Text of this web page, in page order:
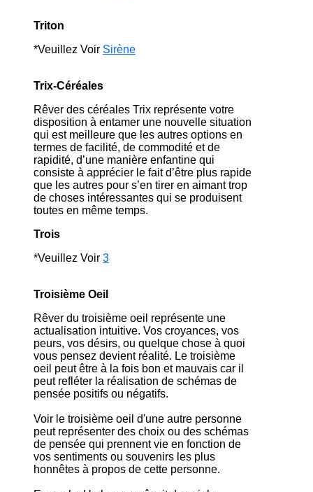
Triton
*Veuillez Voir Sirène
Trix-Céréales
Rêver des céréales Trix représente votre
disposition à entamer une nouvelle situation
qui est meilleure que les autres options en
termes de facilité, de commodité et de
rapidité, d’une manière enfantine qui
consiste à apprécier le fait d’être plus rapide
que les autres pour s’en tirer en aimant trop
de choses intéressantes qui se produisent
toutes en même temps.
Trois
*Veuillez Voir 3
Troisième Oeil
Rêver du troisième oeil représente une
actualisation intuitive. Vos croyances, vos
peurs, vos désirs, ou quelque chose à quoi
vous pensez devient réalité. Le troisième
oeil peut être à la fois bon et mauvais car il
peut refléter la réalisation de schémas de
pensée positifs ou négatifs.
Voir le troisième oeil d'une autre personne
peut représenter des choix ou des schémas
de pensée qui prennent vie en fonction de
vos sentiments ou souvenirs les plus
honnêtes à propos de cette personne.